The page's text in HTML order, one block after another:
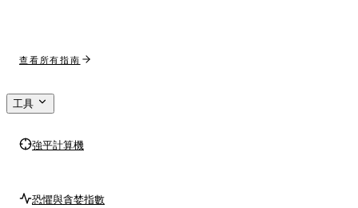
查看所有指南
工具
強平計算機
恐懼與貪婪指數